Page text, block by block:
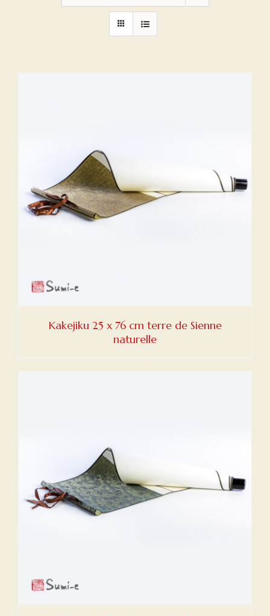
Kakejiku 25 x 76 cm terre de Sienne
naturelle